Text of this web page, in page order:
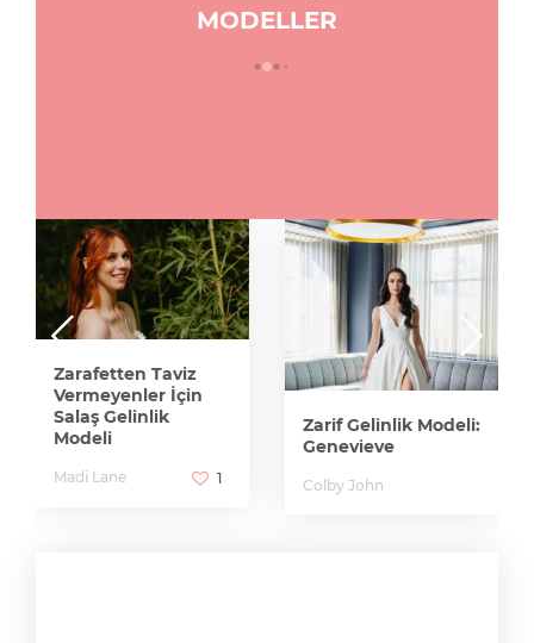
MODELLER
Zarafetten Taviz
Vermeyenler İçin
Salaş Gelinlik
Modeli
Madi Lane 1
Zarif Gelinlik Modeli:
Genevieve
Colby John